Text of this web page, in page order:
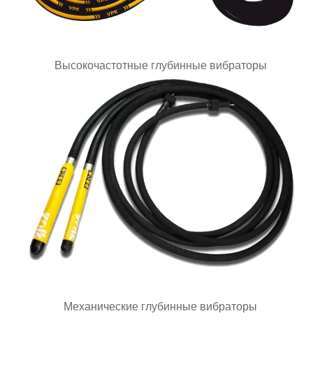
Высокочастотные глубинные вибраторы
Механические глубинные вибраторы